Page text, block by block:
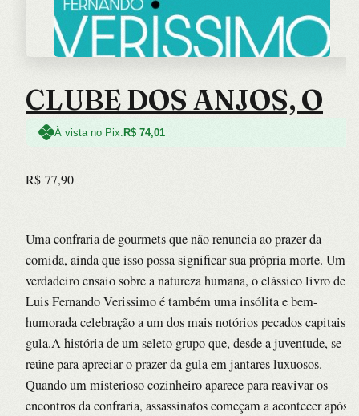
CLUBE DOS ANJOS, O
À vista no Pix:R$ 74,01
R$ 77,90
Uma confraria de gourmets que não renuncia ao prazer da
comida, ainda que isso possa significar sua própria morte. Um
verdadeiro ensaio sobre a natureza humana, o clássico livro de
Luis Fernando Verissimo é também uma insólita e bem-
humorada celebração a um dos mais notórios pecados capitais: a
gula.A história de um seleto grupo que, desde a juventude, se
reúne para apreciar o prazer da gula em jantares luxuosos.
Quando um misterioso cozinheiro aparece para reavivar os
encontros da confraria, assassinatos começam a acontecer após